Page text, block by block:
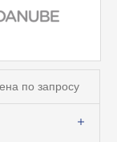
по запросу